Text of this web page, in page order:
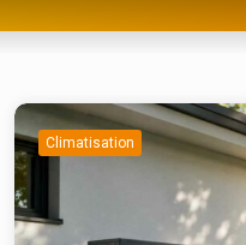
Climatisation